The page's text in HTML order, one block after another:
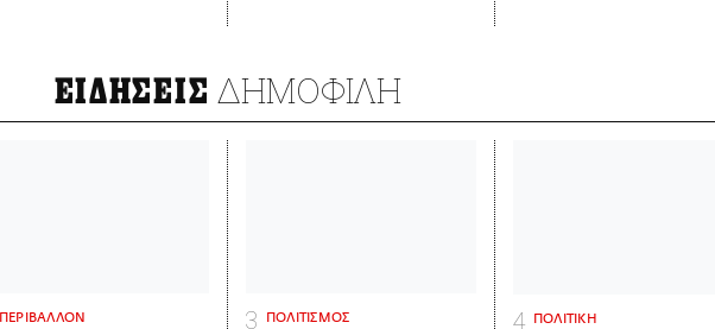
ΕΙΔΗΣΕΙΣ ΔΗΜΟΦΙΛΗ
ΠΕΡΙΒΑΛΛΟΝ ΠΟΛΙΤΙΣΜΟΣ ΠΟΛΙΤΙΚΗ